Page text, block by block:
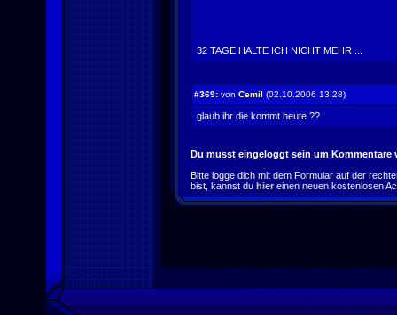
32 TAGE HALTE ICH NICHT MEHR ...
#369: von Cemil (02.10.2006 13:28)
glaub ihr die kommt heute ??
Du musst eingeloggt sein um Kommentare
Bitte logge dich mit dem Formular auf der
bist, kannst du hier einen neuen kostenlosen